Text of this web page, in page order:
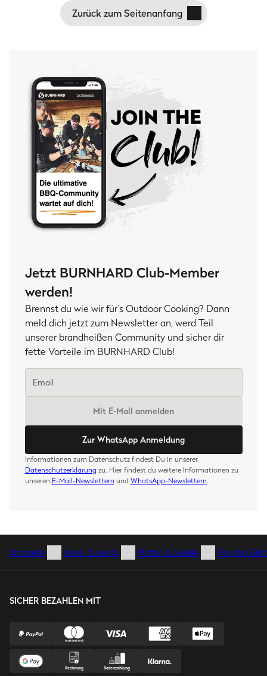
Zurück zum Seitenanfang
Jetzt BURNHARD Club-Member
werden!
Brennst du wie wir für’s Outdoor Cooking? Dann
meld dich jetzt zum Newsletter an, werd Teil
unserer brandheißen Community und sicher dir
fette Vorteile im BURNHARD Club!
Mit E-Mail anmelden
Zur WhatsApp Anmeldung
Informationen zum Datenschutz findest Du in unserer
Datenschutzerklärung zu. Hier findest du weitere Informationen zu
unseren E-Mail-Newslettern und WhatsApp-Newslettern.
Startseite Unser Zubehör Platten & Spieße Plancha
SICHER BEZAHLEN MIT